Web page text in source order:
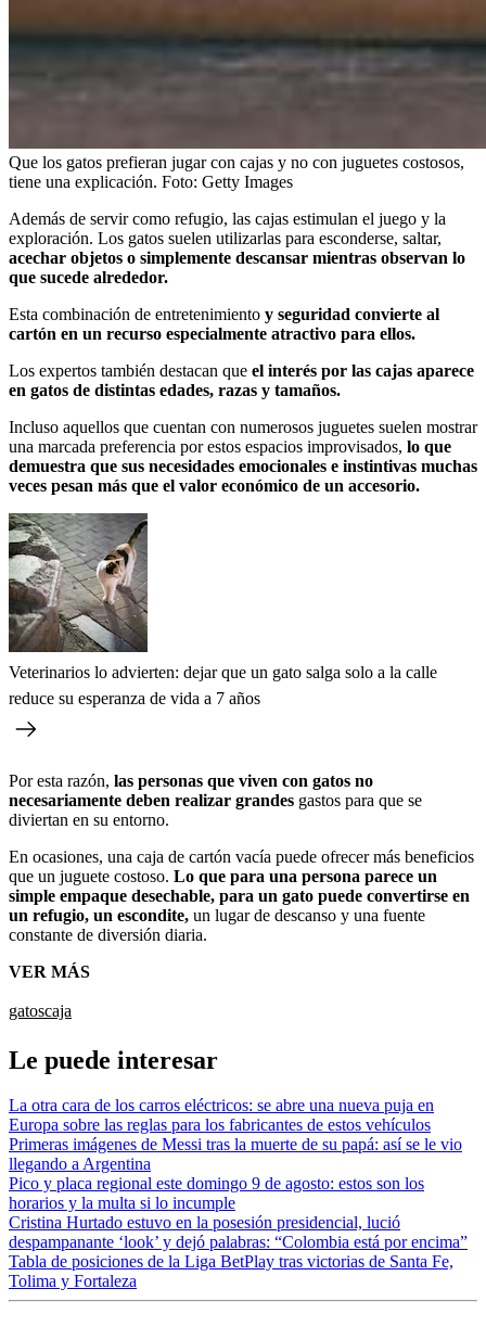
Que los gatos prefieran jugar con cajas y no con juguetes costosos,
tiene una explicación. Foto: Getty Images
Además de servir como refugio, las cajas estimulan el juego y la
exploración. Los gatos suelen utilizarlas para esconderse, saltar,
acechar objetos o simplemente descansar mientras observan lo
que sucede alrededor.
Esta combinación de entretenimiento y seguridad convierte al
cartón en un recurso especialmente atractivo para ellos.
Los expertos también destacan que el interés por las cajas aparece
en gatos de distintas edades, razas y tamaños.
Incluso aquellos que cuentan con numerosos juguetes suelen mostrar
una marcada preferencia por estos espacios improvisados, lo que
demuestra que sus necesidades emocionales e instintivas muchas
veces pesan más que el valor económico de un accesorio.
Veterinarios lo advierten: dejar que un gato salga solo a la calle
reduce su esperanza de vida a 7 años
Por esta razón, las personas que viven con gatos no
necesariamente deben realizar grandes gastos para que se
diviertan en su entorno.
En ocasiones, una caja de cartón vacía puede ofrecer más beneficios
que un juguete costoso. Lo que para una persona parece un
simple empaque desechable, para un gato puede convertirse en
un refugio, un escondite, un lugar de descanso y una fuente
constante de diversión diaria.
VER MÁS
gatoscaja
Le puede interesar
La otra cara de los carros eléctricos: se abre una nueva puja en
Europa sobre las reglas para los fabricantes de estos vehículos
Primeras imágenes de Messi tras la muerte de su papá: así se le vio
llegando a Argentina
Pico y placa regional este domingo 9 de agosto: estos son los
horarios y la multa si lo incumple
Cristina Hurtado estuvo en la posesión presidencial, lució
despampanante ‘look’ y dejó palabras: “Colombia está por encima”
Tabla de posiciones de la Liga BetPlay tras victorias de Santa Fe,
Tolima y Fortaleza